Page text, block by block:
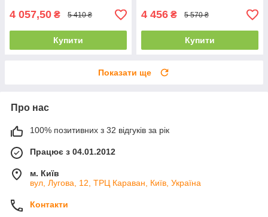
4 057,50 ₴ 5 410 ₴
Купити
4 456 ₴ 5 570 ₴
Купити
Показати ще
Про нас
100% позитивних з 32 відгуків за рік
Працює з 04.01.2012
м. Київ
вул, Лугова, 12, ТРЦ Караван, Київ, Україна
Контакти